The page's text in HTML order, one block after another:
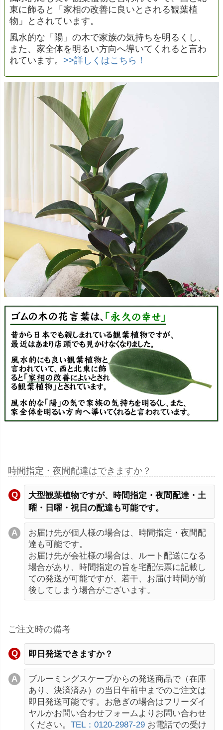
東に飾ると「家相の改善に良いとされる観葉植
物」とされています。
風水的な「陽」の木で家族の気持ちを明るくし、
また、家全体を明るい方向へ導いてくれると言わ
れています。 >>詳しくはこちら！
時間指定・夜間配達はできますか？
大型観葉植物ですが、時間指定・夜間配達・土
曜・日曜・祝日の配達も可能です。
お届け先が個人様の場合は、時間指定・夜間配
達も可能です。
お届け先が会社様の場合は、ルート配送になる
場合があり、時間指定の旨を宅配伝票に記載し
ての発送が可能ですが、若干、お届け時間が前
後してしまう場合がございます。
ご注文時の備考
即日発送できますか？
ブルーミングスケープからの発送商品で（在庫
あり、決済済み）の当日午前中までのご注文は
即日発送可能です。お急ぎの場合はフリーダイ
ヤルかお問い合わせフォームよりお問い合わせ
ください。 TEL：0120-2987-29 お電話での受け